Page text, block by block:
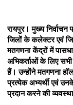
रायपुर। मुख्य निर्वाचन
जिलों के कलेक्टर एवं
मतगणना केंद्रों में
अभिकर्ताओं के लिए
हैं। उन्होंने मतगणना
प्रत्येक अभ्यर्थी एवं
प्रदान करने की